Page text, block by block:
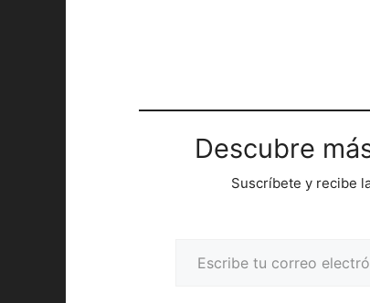
Descubre
Suscríbete y recibe